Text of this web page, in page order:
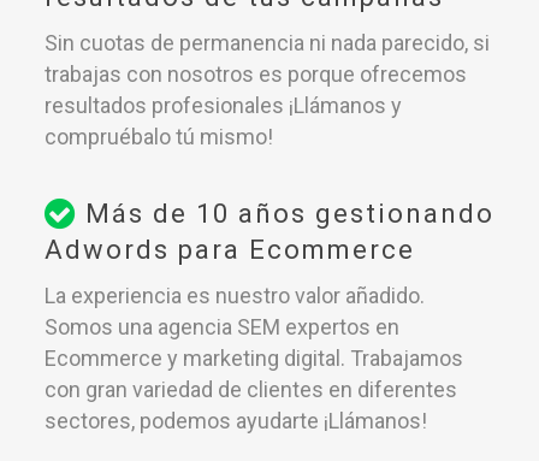
Sin cuotas de permanencia ni nada parecido, si
trabajas con nosotros es porque ofrecemos
resultados profesionales ¡Llámanos y
compruébalo tú mismo!
Más de 10 años gestionando
Adwords para Ecommerce
La experiencia es nuestro valor añadido.
Somos una agencia SEM expertos en
Ecommerce y marketing digital. Trabajamos
con gran variedad de clientes en diferentes
sectores, podemos ayudarte ¡Llámanos!